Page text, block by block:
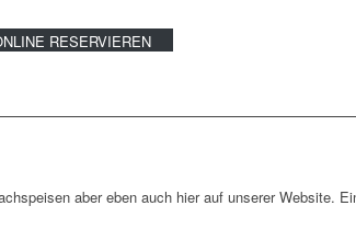
RESERVIEREN
aber eben auch hier auf unserer Website.